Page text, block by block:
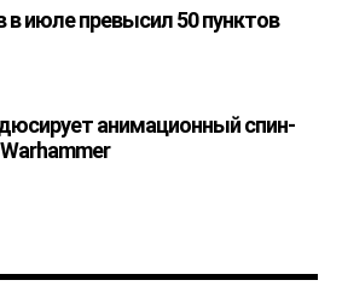
в июле превысил 50 пунктов
анимационный спин-